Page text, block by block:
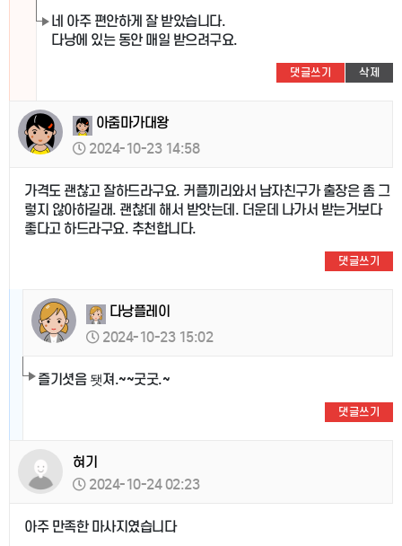
네 아주 편안하게 잘 받았습니다.
다낭에 있는 동안 매일 받으려구요.
댓글쓰기 삭제
아줌마가대왕
2024-10-23 14:58
가격도 괜찮고 잘하드라구요. 커플끼리와서 남자친구가 출장은 좀 그
렇지 않아하길래. 괜찮데 해서 받앗는데. 더운데 나가서 받는거보다
좋다고 하드라구요. 추천합니다.
댓글쓰기
다낭플레이
2024-10-23 15:02
즐기셧음 됏져.~~굿굿.~
댓글쓰기
혀기
2024-10-24 02:23
아주 만족한 마사지였습니다